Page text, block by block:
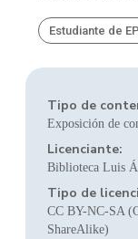
Estudiante de
Tipo de
Exposición de
Licenciante:
Biblioteca Luis
Tipo de
CC BY-NC-SA
ShareAlike)